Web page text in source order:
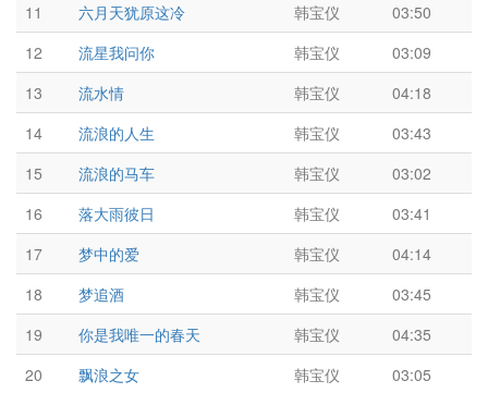
11
六月天犹原这冷 韩宝仪
03:50
12
流星我问你 韩宝仪
03:09
13
流水情 韩宝仪
04:18
14
流浪的人生 韩宝仪
03:43
15
流浪的马车 韩宝仪
03:02
16
落大雨彼日 韩宝仪
03:41
17
梦中的爱 韩宝仪
04:14
18
梦追酒 韩宝仪
03:45
19
你是我唯一的春天 韩宝仪
04:35
20
飘浪之女 韩宝仪
03:05